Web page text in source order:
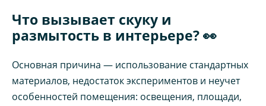
Что вызывает скуку и
размытость в интерьере? 👀
Основная причина — использование стандартных
материалов, недостаток экспериментов и неучет
особенностей помещения: освещения, площади,